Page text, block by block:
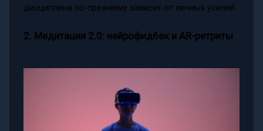
дисциплина по-прежнему зависит от личных усилий.
2. Медитация 2.0: нейрофидбек и AR-ретриты